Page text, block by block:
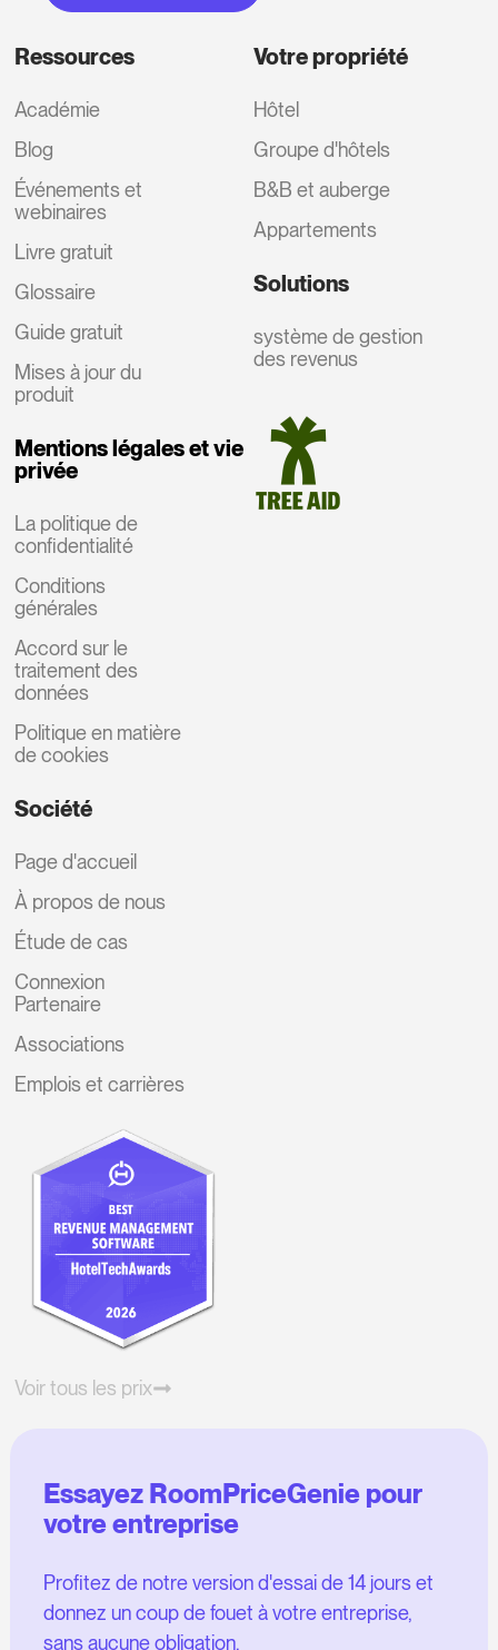
Ressources
Académie
Blog
Événements et
webinaires
Livre gratuit
Glossaire
Guide gratuit
Mises à jour du
produit
Mentions légales et vie
privée
La politique de
confidentialité
Conditions
générales
Accord sur le
traitement des
données
Politique en matière
de cookies
Votre propriété
Hôtel
Groupe d'hôtels
B&B et auberge
Appartements
Solutions
système de gestion
des revenus
Société
Page d'accueil
À propos de nous
Étude de cas
Connexion
Partenaire
Associations
Emplois et carrières
Voir tous les prix
Essayez RoomPriceGenie pour
votre entreprise
Profitez de notre version d'essai de 14 jours et
donnez un coup de fouet à votre entreprise,
sans aucune obligation.